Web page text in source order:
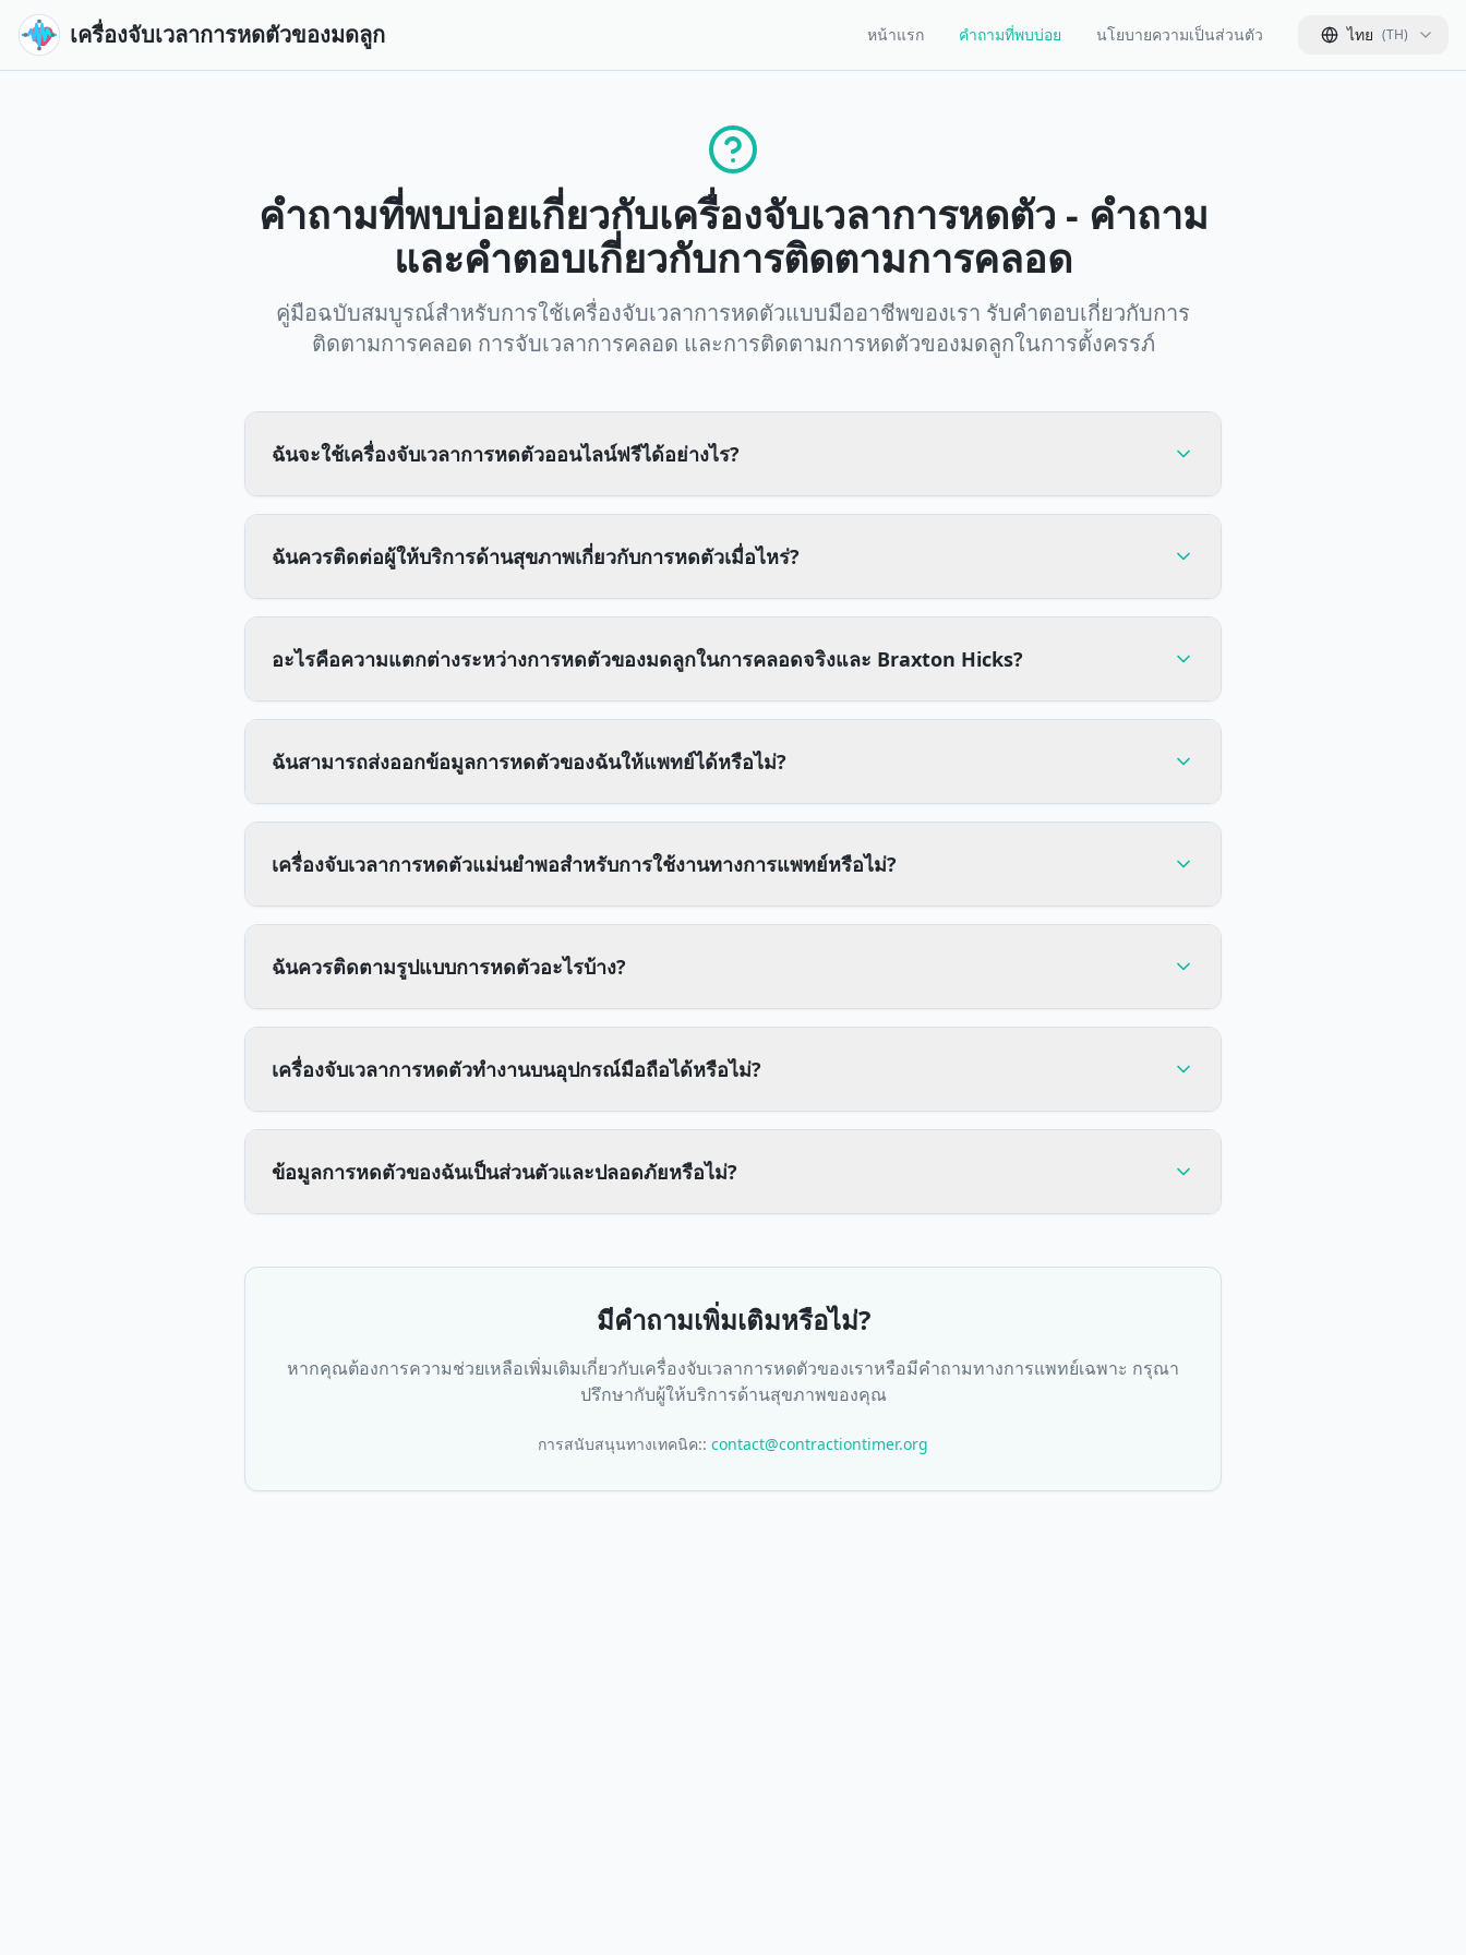
เครื่องจับเวลาการหดตัวของมดลูก หน้าแรก คำถามที่พบบ่อย นโยบายความเป็นส่วนตัว ไทย (TH)
คำถามที่พบบ่อยเกี่ยวกับเครื่องจับเวลาการหดตัว - คำถาม
และคำตอบเกี่ยวกับการติดตามการคลอด
คู่มือฉบับสมบูรณ์สำหรับการใช้เครื่องจับเวลาการหดตัวแบบมืออาชีพของเรา รับคำตอบเกี่ยวกับการ
ติดตามการคลอด การจับเวลาการคลอด และการติดตามการหดตัวของมดลูกในการตั้งครรภ์
ฉันจะใช้เครื่องจับเวลาการหดตัวออนไลน์ฟรีได้อย่างไร?
ฉันควรติดต่อผู้ให้บริการด้านสุขภาพเกี่ยวกับการหดตัวเมื่อไหร่?
อะไรคือความแตกต่างระหว่างการหดตัวของมดลูกในการคลอดจริงและ Braxton Hicks?
ฉันสามารถส่งออกข้อมูลการหดตัวของฉันให้แพทย์ได้หรือไม่?
เครื่องจับเวลาการหดตัวแม่นยำพอสำหรับการใช้งานทางการแพทย์หรือไม่?
ฉันควรติดตามรูปแบบการหดตัวอะไรบ้าง?
เครื่องจับเวลาการหดตัวทำงานบนอุปกรณ์มือถือได้หรือไม่?
ข้อมูลการหดตัวของฉันเป็นส่วนตัวและปลอดภัยหรือไม่?
มีคำถามเพิ่มเติมหรือไม่?
หากคุณต้องการความช่วยเหลือเพิ่มเติมเกี่ยวกับเครื่องจับเวลาการหดตัวของเราหรือมีคำถามทางการแพทย์เฉพาะ กรุณา
ปรึกษากับผู้ให้บริการด้านสุขภาพของคุณ
การสนับสนุนทางเทคนิค:: contact@contractiontimer.org